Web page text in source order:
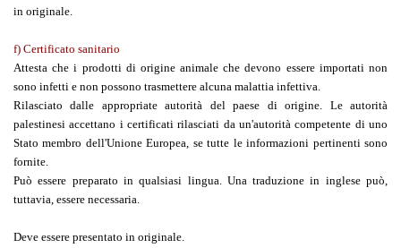
in originale.
f) Certificato sanitario
Attesta che i prodotti di origine animale che devono essere importati non
sono infetti e non possono trasmettere alcuna malattia infettiva.
Rilasciato dalle appropriate autorità del paese di origine. Le autorità
palestinesi accettano i certificati rilasciati da un'autorità competente di uno
Stato membro dell'Unione Europea, se tutte le informazioni pertinenti sono
fornite.
Può essere preparato in qualsiasi lingua. Una traduzione in inglese può,
tuttavia, essere necessaria.
Deve essere presentato in originale.